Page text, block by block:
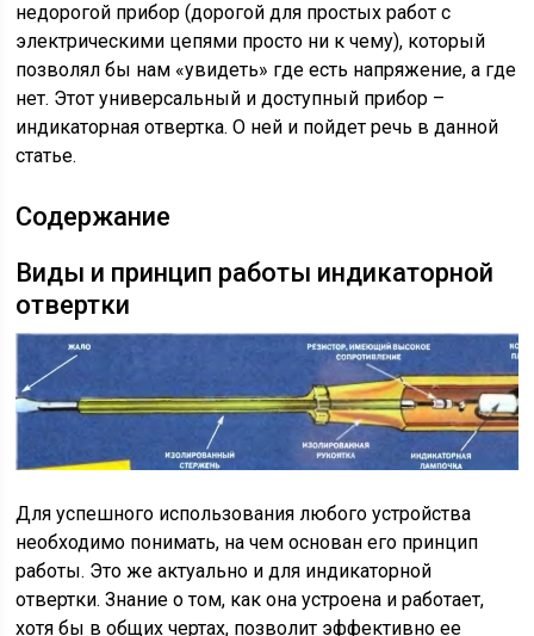
недорогой прибор (дорогой для простых работ с
электрическими цепями просто ни к чему), который
позволял бы нам «увидеть» где есть напряжение, а где
нет. Этот универсальный и доступный прибор –
индикаторная отвертка. О ней и пойдет речь в данной
статье.
Содержание
Виды и принцип работы индикаторной
отвертки
Для успешного использования любого устройства
необходимо понимать, на чем основан его принцип
работы. Это же актуально и для индикаторной
отвертки. Знание о том, как она устроена и работает,
хотя бы в общих чертах, позволит эффективно ее